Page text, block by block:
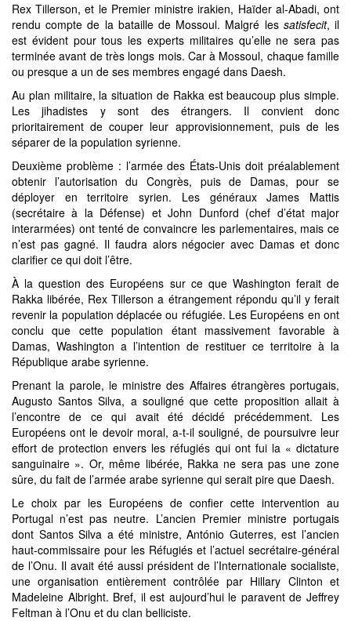
Rex Tillerson, et le Premier ministre irakien, Haïder al-Abadi, ont
rendu compte de la bataille de Mossoul. Malgré les satisfecit, il
est évident pour tous les experts militaires qu’elle ne sera pas
terminée avant de très longs mois. Car à Mossoul, chaque famille
ou presque a un de ses membres engagé dans Daesh.
Au plan militaire, la situation de Rakka est beaucoup plus simple.
Les jihadistes y sont des étrangers. Il convient donc
prioritairement de couper leur approvisionnement, puis de les
séparer de la population syrienne.
Deuxième problème : l’armée des États-Unis doit préalablement
obtenir l’autorisation du Congrès, puis de Damas, pour se
déployer en territoire syrien. Les généraux James Mattis
(secrétaire à la Défense) et John Dunford (chef d’état major
interarmées) ont tenté de convaincre les parlementaires, mais ce
n’est pas gagné. Il faudra alors négocier avec Damas et donc
clarifier ce qui doit l’être.
À la question des Européens sur ce que Washington ferait de
Rakka libérée, Rex Tillerson a étrangement répondu qu’il y ferait
revenir la population déplacée ou réfugiée. Les Européens en ont
conclu que cette population étant massivement favorable à
Damas, Washington a l’intention de restituer ce territoire à la
République arabe syrienne.
Prenant la parole, le ministre des Affaires étrangères portugais,
Augusto Santos Silva, a souligné que cette proposition allait à
l’encontre de ce qui avait été décidé précédemment. Les
Européens ont le devoir moral, a-t-il souligné, de poursuivre leur
effort de protection envers les réfugiés qui ont fui la « dictature
sanguinaire ». Or, même libérée, Rakka ne sera pas une zone
sûre, du fait de l’armée arabe syrienne qui serait pire que Daesh.
Le choix par les Européens de confier cette intervention au
Portugal n’est pas neutre. L’ancien Premier ministre portugais
dont Santos Silva a été ministre, António Guterres, est l’ancien
haut-commissaire pour les Réfugiés et l’actuel secrétaire-général
de l’Onu. Il avait été aussi président de l’Internationale socialiste,
une organisation entièrement contrôlée par Hillary Clinton et
Madeleine Albright. Bref, il est aujourd’hui le paravent de Jeffrey
Feltman à l’Onu et du clan belliciste.